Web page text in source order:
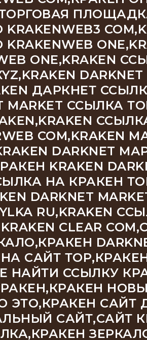
ТОРГОВАЯ
ONE,KRAKEN
ДАРКНЕТ
MARKET ССЫЛКА
DARKNET
KRAKEN
НА КРАКЕН
DARKNET
RU,KRAKEN
CLEAR
САЙТ
НАЙТИ ССЫЛКУ
ЭТО,КРАКЕН САЙТ
САЙТ,САЙТ